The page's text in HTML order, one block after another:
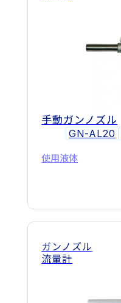
手動ガンノズル
GN-AL20
使用液体
ガンノズル
流量計